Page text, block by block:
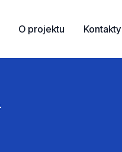
O projektu Kontakty